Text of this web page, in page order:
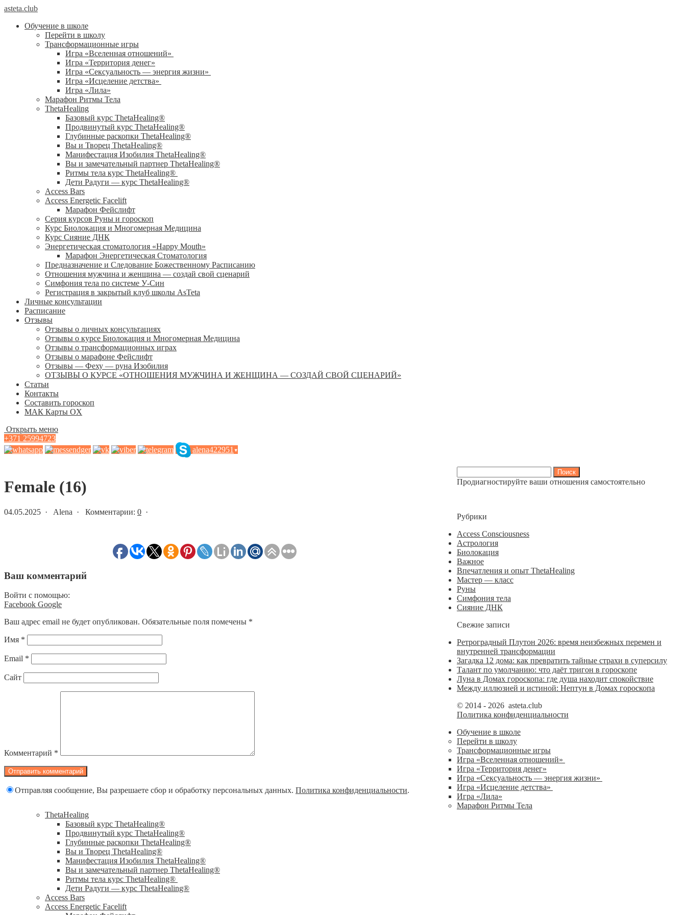
asteta.club
Обучение в школе
Перейти в школу
Трансформационные игры
Игра «Вселенная отношений»
Игра «Территория денег»
Игра «Сексуальность — энергия жизни»
Игра «Исцеление детства»
Игра «Лила»
Марафон Ритмы Тела
ThetaHealing
Базовый курс ThetaHealing®
Продвинутый курс ThetaHealing®
Глубинные раскопки ThetaHealing®
Вы и Творец ThetaHealing®
Манифестация Изобилия ThetaHealing®
Вы и замечательный партнер ThetaHealing®
Ритмы тела курс ThetaHealing®
Дети Радуги — курс ThetaHealing®
Access Bars
Access Energetic Facelift
Марафон Фейслифт
Серия курсов Руны и гороскоп
Курс Биолокация и Многомерная Медицина
Курс Сияние ДНК
Энергетическая стоматология «Happy Mouth»
Марафон Энергетическая Cтоматология
Предназначение и Следование Божественному Расписанию
Отношения мужчина и женщина — создай свой сценарий
Симфония тела по системе У-Син
Регистрация в закрытый клуб школы AsTeta
Личные консультации
Расписание
Отзывы
Отзывы о личных консультациях
Отзывы о курсе Биолокация и Многомерная Медицина
Отзывы о трансформационных играх
Отзывы о марафоне Фейслифт
Отзывы — Феху — руна Изобилия
ОТЗЫВЫ О КУРСЕ «ОТНОШЕНИЯ МУЖЧИНА И ЖЕНЩИНА — СОЗДАЙ СВОЙ СЦЕНАРИЙ»
Статьи
Контакты
Составить гороскоп
МАК Карты OХ
Открыть меню
+371 25994723
alena422951 ▾
Female (16)
04.05.2025 · Alena · Комментарии: 0 ·
Ваш комментарий
Войти с помощью:
Facebook Google
Ваш адрес email не будет опубликован. Обязательные поля помечены *
Имя *
Email *
Сайт
Комментарий *
Отправляя сообщение, Вы разрешаете сбор и обработку персональных данных. Политика конфиденциальности.
Продиагностируйте ваши отношения самостоятельно
Рубрики
Access Consciousness
Астрология
Биолокация
Важное
Впечатления и опыт ThetaHealing
Мастер — класс
Руны
Симфония тела
Сияние ДНК
Свежие записи
Ретроградный Плутон 2026: время неизбежных перемен и
внутренней трансформации
Загадка 12 дома: как превратить тайные страхи в суперсилу
Талант по умолчанию: что даёт тригон в гороскопе
Луна в Домах гороскопа: где душа находит спокойствие
Между иллюзией и истиной: Нептун в Домах гороскопа
© 2014 - 2026 asteta.club
Политика конфиденциальности
Обучение в школе
Перейти в школу
Трансформационные игры
Игра «Вселенная отношений»
Игра «Территория денег»
Игра «Сексуальность — энергия жизни»
Игра «Исцеление детства»
Игра «Лила»
Марафон Ритмы Тела
ThetaHealing
Базовый курс ThetaHealing®
Продвинутый курс ThetaHealing®
Глубинные раскопки ThetaHealing®
Вы и Творец ThetaHealing®
Манифестация Изобилия ThetaHealing®
Вы и замечательный партнер ThetaHealing®
Ритмы тела курс ThetaHealing®
Дети Радуги — курс ThetaHealing®
Access Bars
Access Energetic Facelift